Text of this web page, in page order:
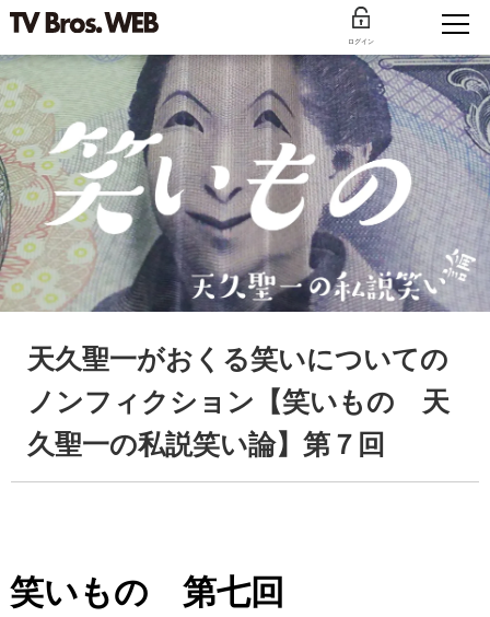
ログイン
天久聖一がおくる笑いについての
ノンフィクション【笑いもの 天
久聖一の私説笑い論】第７回
笑いもの 第七回